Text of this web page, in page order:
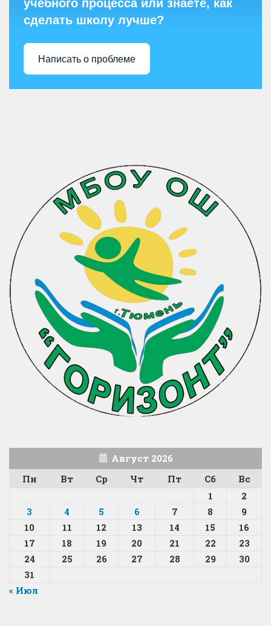
учебного процесса или знаете, как
сделать школу лучше?
Написать о проблеме
Август 2026
Пн
Вт Ср Чт Пт Сб
Вс
1
2
3
4 5 6 7 8
9
10
11 12 13 14 15
16
17
18 19 20 21 22
23
24
25 26 27 28 29
30
31
« Июл